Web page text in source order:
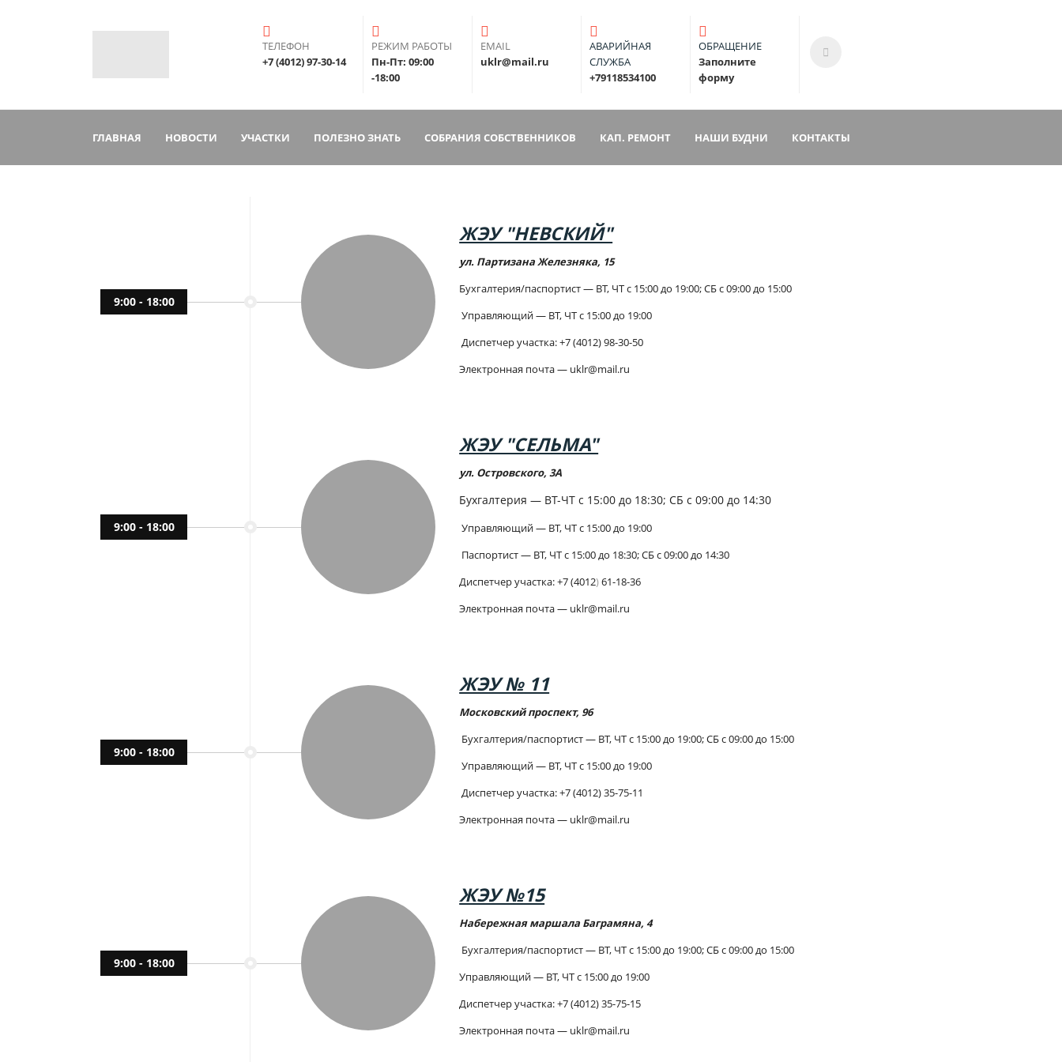
ТЕЛЕФОН
+7 (4012) 97-30-14
РЕЖИМ РАБОТЫ
Пн-Пт: 09:00
-18:00
EMAIL
uklr@mail.ru
АВАРИЙНАЯ
СЛУЖБА
+79118534100
ОБРАЩЕНИЕ
Заполните
форму
ГЛАВНАЯ НОВОСТИ УЧАСТКИ ПОЛЕЗНО ЗНАТЬ СОБРАНИЯ СОБСТВЕННИКОВ КАП. РЕМОНТ НАШИ БУДНИ КОНТАКТЫ
9:00 - 18:00
ЖЭУ "НЕВСКИЙ"
ул. Партизана Железняка, 15
Бухгалтерия/паспортист — ВТ, ЧТ с 15:00 до 19:00; СБ с 09:00 до 15:00
Управляющий — ВТ, ЧТ с 15:00 до 19:00
Диспетчер участка: +7 (4012) 98-30-50
Электронная почта — uklr@mail.ru
9:00 - 18:00
ЖЭУ "СЕЛЬМА"
ул. Островского, 3А
Бухгалтерия — ВТ-ЧТ с 15:00 до 18:30; СБ с 09:00 до 14:30
Управляющий — ВТ, ЧТ с 15:00 до 19:00
Паспортист — ВТ, ЧТ с 15:00 до 18:30; СБ с 09:00 до 14:30
Диспетчер участка:+7 (4012)61-18-36
Электронная почта — uklr@mail.ru
9:00 - 18:00
ЖЭУ № 11
Московский проспект, 96
Бухгалтерия/паспортист — ВТ, ЧТ с 15:00 до 19:00; СБ с 09:00 до 15:00
Управляющий — ВТ, ЧТ с 15:00 до 19:00
Диспетчер участка:+7 (4012)35-75-11
Электронная почта — uklr@mail.ru
9:00 - 18:00
ЖЭУ №15
Набережная маршала Баграмяна, 4
Бухгалтерия/паспортист — ВТ, ЧТ с 15:00 до 19:00; СБ с 09:00 до 15:00
Управляющий — ВТ, ЧТ с 15:00 до 19:00
Диспетчер участка:+7 (4012)35-75-15
Электронная почта — uklr@mail.ru